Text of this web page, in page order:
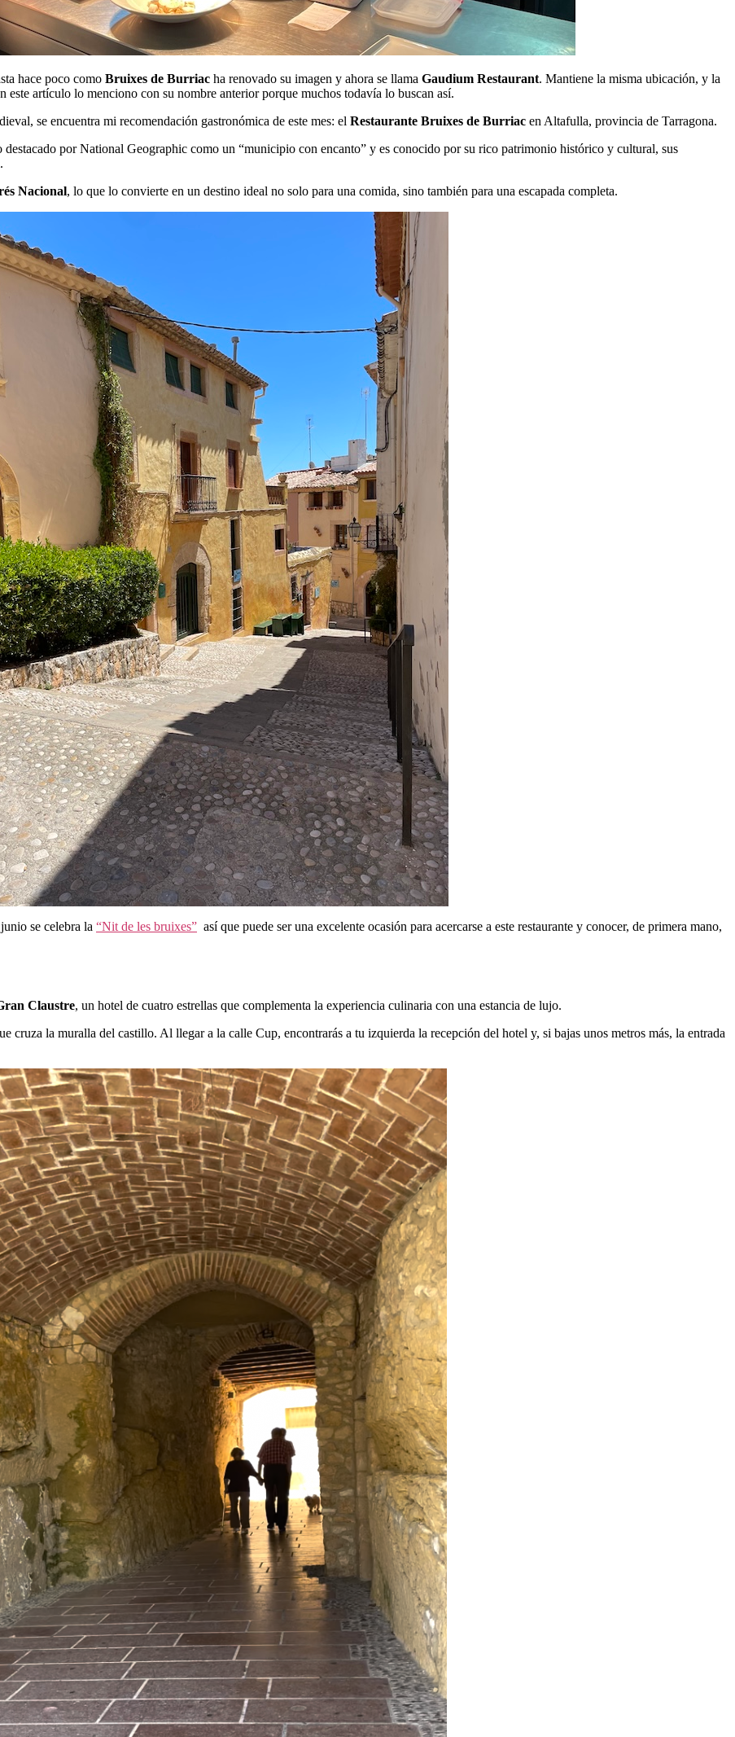
hace poco como Bruixes de Burriac ha renovado su imagen y ahora se llama Gaudium Restaurant. Mantiene la misma ubicación, y la
artículo lo menciono con su nombre anterior porque muchos todavía lo buscan así.
se encuentra mi recomendación gastronómica de este mes: el Restaurante Bruixes de Burriac en Altafulla, provincia de Tarragona.
por National Geographic como un “municipio con encanto” y es conocido por su rico patrimonio histórico y cultural, sus
Nacional, lo que lo convierte en un destino ideal no solo para una comida, sino también para una escapada completa.
se celebra la “Nit de les bruixes” así que puede ser una excelente ocasión para acercarse a este restaurante y conocer, de primera mano,
Claustre, un hotel de cuatro estrellas que complementa la experiencia culinaria con una estancia de lujo.
cruza la muralla del castillo. Al llegar a la calle Cup, encontrarás a tu izquierda la recepción del hotel y, si bajas unos metros más, la entrada